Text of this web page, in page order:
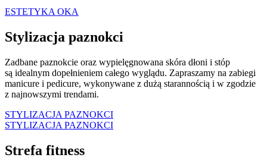
ESTETYKA OKA
Stylizacja paznokci
Zadbane paznokcie oraz wypielęgnowana skóra dłoni i stóp
są idealnym dopełnieniem całego wyglądu. Zapraszamy na zabiegi
manicure i pedicure, wykonywane z dużą starannością i w zgodzie
z najnowszymi trendami.
STYLIZACJA PAZNOKCI
STYLIZACJA PAZNOKCI
Strefa fitness